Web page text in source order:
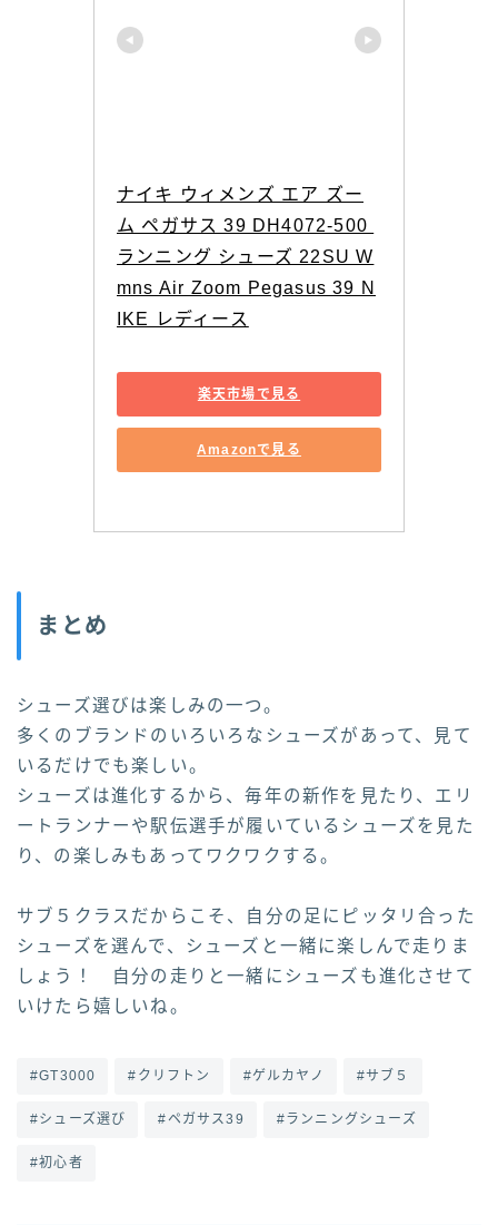
ナイキ ウィメンズ エア ズー
ム ペガサス 39 DH4072-500
ランニング シューズ 22SU W
mns Air Zoom Pegasus 39 N
IKE レディース
楽天市場で見る
Amazonで見る
まとめ
シューズ選びは楽しみの一つ。
多くのブランドのいろいろなシューズがあって、見て
いるだけでも楽しい。
シューズは進化するから、毎年の新作を見たり、エリ
ートランナーや駅伝選手が履いているシューズを見た
り、の楽しみもあってワクワクする。
サブ５クラスだからこそ、自分の足にピッタリ合った
シューズを選んで、シューズと一緒に楽しんで走りま
しょう！ 自分の走りと一緒にシューズも進化させて
いけたら嬉しいね。
#GT3000 #クリフトン #ゲルカヤノ #サブ５
#シューズ選び #ペガサス39 #ランニングシューズ
#初心者